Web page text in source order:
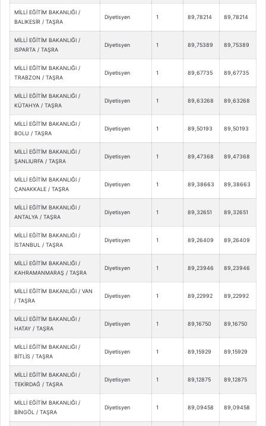
MİLLİ EĞİTİM BAKANLIĞI /
BALIKESİR / TAŞRA
Diyetisyen 1 89,78214 89,78214
MİLLİ EĞİTİM BAKANLIĞI /
ISPARTA / TAŞRA
Diyetisyen 1 89,75389 89,75389
MİLLİ EĞİTİM BAKANLIĞI /
TRABZON / TAŞRA
Diyetisyen 1 89,67735 89,67735
MİLLİ EĞİTİM BAKANLIĞI /
KÜTAHYA / TAŞRA
Diyetisyen 1 89,63268 89,63268
MİLLİ EĞİTİM BAKANLIĞI /
BOLU / TAŞRA
Diyetisyen 1 89,50193 89,50193
MİLLİ EĞİTİM BAKANLIĞI /
ŞANLIURFA / TAŞRA
Diyetisyen 1 89,47368 89,47368
MİLLİ EĞİTİM BAKANLIĞI /
ÇANAKKALE / TAŞRA
Diyetisyen 1 89,38663 89,38663
MİLLİ EĞİTİM BAKANLIĞI /
ANTALYA / TAŞRA
Diyetisyen 1 89,32651 89,32651
MİLLİ EĞİTİM BAKANLIĞI /
İSTANBUL / TAŞRA
Diyetisyen 1 89,26409 89,26409
MİLLİ EĞİTİM BAKANLIĞI /
KAHRAMANMARAŞ / TAŞRA
Diyetisyen 1 89,23946 89,23946
MİLLİ EĞİTİM BAKANLIĞI / VAN
/ TAŞRA
Diyetisyen 1 89,22992 89,22992
MİLLİ EĞİTİM BAKANLIĞI /
HATAY / TAŞRA
Diyetisyen 1 89,16750 89,16750
MİLLİ EĞİTİM BAKANLIĞI /
BİTLİS / TAŞRA
Diyetisyen 1 89,15929 89,15929
MİLLİ EĞİTİM BAKANLIĞI /
TEKİRDAĞ / TAŞRA
Diyetisyen 1 89,12875 89,12875
MİLLİ EĞİTİM BAKANLIĞI /
BİNGÖL / TAŞRA
Diyetisyen 1 89,09458 89,09458